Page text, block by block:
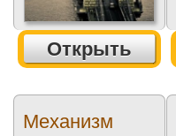
Открыть
Механизм